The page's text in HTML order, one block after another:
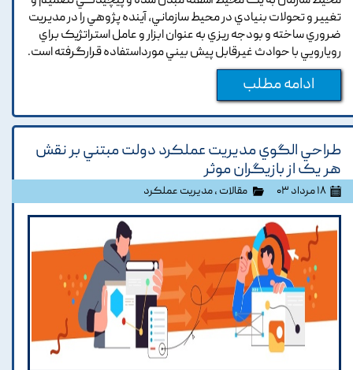
تغيير و تحولات بنيادي در محيط سازماني, آينده پژوهي را در مديريت
ضروري ساخته و بودجه ريزي به عنوان ابزار و عامل استراتژيک براي
رويارويي با حوادث غيرقابل پيش بيني مورداستفاده قرارگرفته است.
ادامه مطلب
طراحي الگوي مديريت عملکرد دولت مبتني بر نقش
هر يک از بازيگران موثر
۱۸ مرداد ۰۳ مقالات ،مدیریت عملکرد